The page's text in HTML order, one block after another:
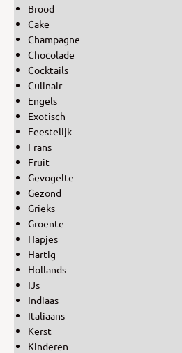
Brood
Cake
Champagne
Chocolade
Cocktails
Culinair
Engels
Exotisch
Feestelijk
Frans
Fruit
Gevogelte
Gezond
Grieks
Groente
Hapjes
Hartig
Hollands
IJs
Indiaas
Italiaans
Kerst
Kinderen